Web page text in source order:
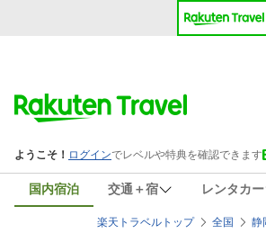
国内宿泊 交通＋宿 レンタカー
楽天トラベルトップ 全国 静